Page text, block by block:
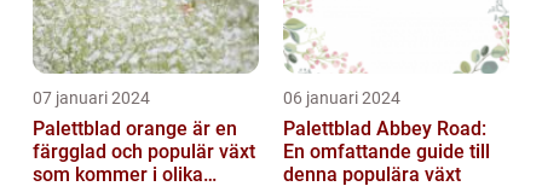
07 januari 2024
Palettblad orange är en
färgglad och populär växt
som kommer i olika
06 januari 2024
Palettblad Abbey Road:
En omfattande guide till
denna populära växt